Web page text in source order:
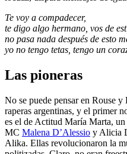
Te voy a compadecer,
te digo algo hermano, vos de
no pasa nada después de esto
yo no tengo tetas, tengo un
Las pioneras
No se puede pensar en Rouse
raperas argentinas, y el primer
es el de Actitud María Marta,
MC Malena D’Alessio y Alicia
Alika. Ellas revolucionaron la